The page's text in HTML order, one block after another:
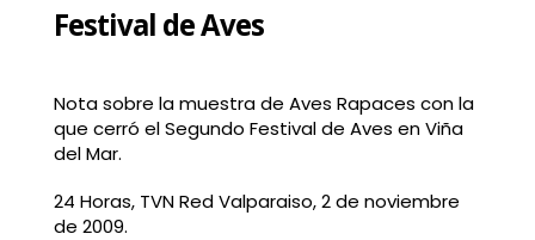
Festival de Aves
Nota sobre la muestra de Aves Rapaces con la
que cerró el Segundo Festival de Aves en Viña
del Mar.
24 Horas, TVN Red Valparaiso, 2 de noviembre
de 2009.